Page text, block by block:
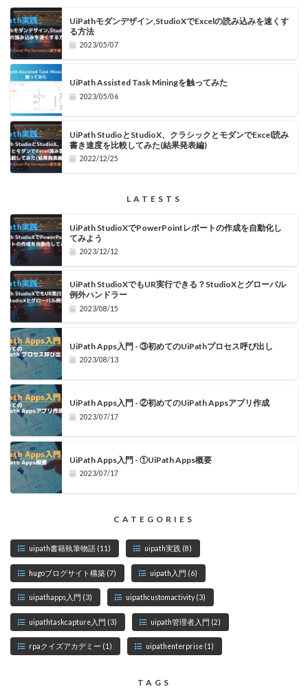
UiPathモダンデザイン,StudioXでExcelの読み込みを速くす
る方法
2023/05/07
UiPath Assisted Task Miningを触ってみた
2023/05/06
UiPath StudioとStudioX、クラシックとモダンでExcel読み
書き速度を比較してみた(結果発表編)
2022/12/25
LATESTS
UiPath StudioXでPowerPointレポートの作成を自動化し
てみよう
2023/12/12
UiPath StudioXでもUR実行できる？StudioXとグローバル
例外ハンドラー
2023/08/15
UiPath Apps入門 - ③初めてのUiPathプロセス呼び出し
2023/08/13
UiPath Apps入門 - ②初めてのUiPath Appsアプリ作成
2023/07/17
UiPath Apps入門 - ①UiPath Apps概要
2023/07/17
CATEGORIES
uipath書籍執筆物語 (11) uipath実践 (8)
hugoブログサイト構築 (7) uipath入門 (6)
uipathapps入門 (3) uipathcustomactivity (3)
uipathtaskcapture入門 (3) uipath管理者入門 (2)
rpaクイズアカデミー (1) uipathenterprise (1)
TAGS